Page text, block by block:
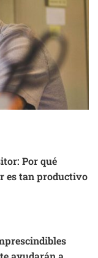
Por qué
es tan productivo